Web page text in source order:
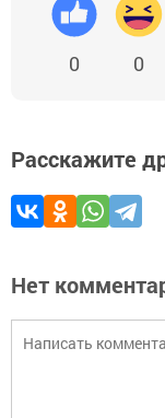
0 0
Расскажите
Нет